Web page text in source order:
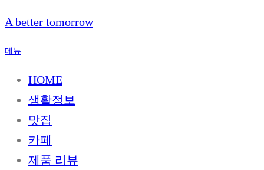
내
으
A better tomorrow
메뉴
HOME
생활정보
맛집
카페
제품 리뷰